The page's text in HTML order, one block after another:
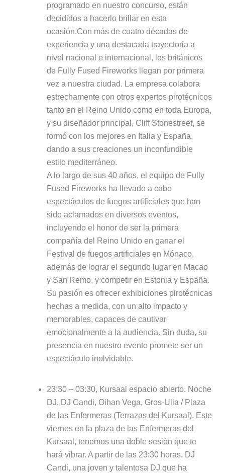
programado en nuestro concurso, están
decididos a hacerlo brillar en esta
ocasión.Con más de cuatro décadas de
experiencia y una destacada trayectoria a
nivel nacional e internacional, los británicos
de Fully Fused Fireworks llegan por primera
vez a nuestra ciudad. La empresa colabora
estrechamente con otros expertos pirotécnicos
tanto en el Reino Unido como en toda Europa,
y su diseñador principal, Cliff Stonestreet, se
formó con los mejores en Italia y España,
dando a sus creaciones un inconfundible
estilo mediterráneo.
A lo largo de sus 40 años, el equipo de Fully
Fused Fireworks ha llevado a cabo
espectáculos de fuegos artificiales que han
sido aclamados en diversos eventos,
incluyendo el honor de ser la primera
compañía del Reino Unido en ganar el
Festival de fuegos artificiales en Mónaco,
además de lograr el segundo lugar en Macao
y San Remo, y competir en Estonia y España.
Su pasión es ofrecer exhibiciones pirotécnicas
hechas a medida, con un alto impacto y
memorables, capaces de cautivar
emocionalmente a la audiencia. Sin duda, su
presencia en nuestro evento promete ser un
espectáculo inolvidable.
23:30 – 03:30, Kursaal espacio abierto. Noche
DJ. DJ Candi, Oihan Vega, Gros-Ulia / Plaza
de las Enfermeras (Terrazas del Kursaal). Este
viernes en la plaza de las Enfermeras del
Kursaal, tenemos una doble sesión que te
hará vibrar. A partir de las 23:30 horas, DJ
Candi, una joven y talentosa DJ que ha